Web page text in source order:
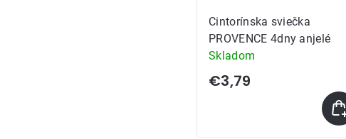
Cintorínska sviečka
PROVENCE 4dny anjelé
Skladom
€3,79